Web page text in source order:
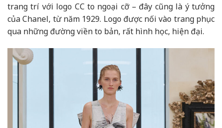
trang trí với logo CC to ngoại cỡ – đây cũng là ý tưởng
của Chanel, từ năm 1929. Logo được nối vào trang phục
qua những đường viền to bản, rất hình học, hiện đại.